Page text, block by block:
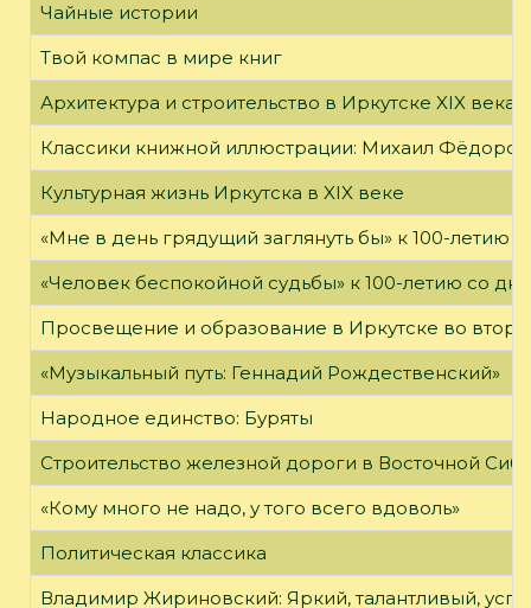
Чайные истории
Твой компас в мире книг
Архитектура и строительство в Иркутске XIX века
Классики книжной иллюстрации: Михаил Фёдоров
Культурная жизнь Иркутска в XIX веке
«Мне в день грядущий заглянуть бы» к 100-летию
«Человек беспокойной судьбы» к 100-летию со
Просвещение и образование в Иркутске во
«Музыкальный путь: Геннадий Рождественский»
Народное единство: Буряты
Строительство железной дороги в Восточной
«Кому много не надо, у того всего вдоволь»
Политическая классика
Владимир Жириновский: Яркий, талантливый,